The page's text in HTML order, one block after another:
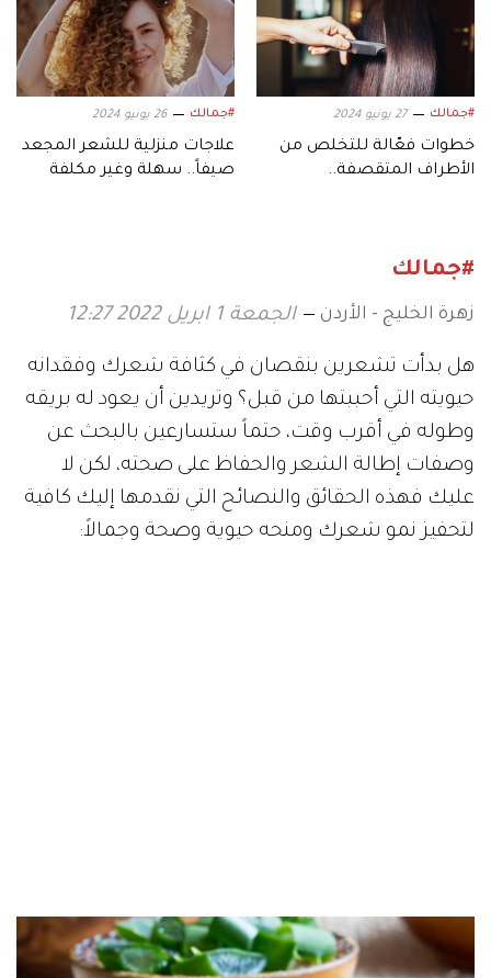
#جمالك 27 يونيو 2024
خطوات فعّالة للتخلص من
الأطراف المتقصفة..
#جمالك 26 يونيو 2024
علاجات منزلية للشعر المجعد
صيفاً.. سهلة وغير مكلفة
#جمالك
زهرة الخليج - الأردن الجمعة 1 ابريل 2022 12:27
هل بدأت تشعرين بنقصان في كثافة شعرك وفقدانه
حيويته التي أحببتها من قبل؟ وتريدين أن يعود له بريقه
وطوله في أقرب وقت، حتماً ستسارعين بالبحث عن
وصفات إطالة الشعر والحفاظ على صحته، لكن لا
عليك فهذه الحقائق والنصائح التي نقدمها إليك كافية
لتحفيز نمو شعرك ومنحه حيوية وصحة وجمالاً: